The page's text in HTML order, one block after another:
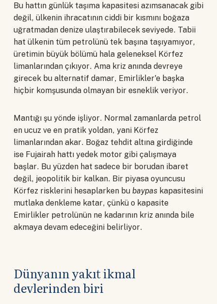
Bu hattın günlük taşıma kapasitesi azımsanacak gibi
değil, ülkenin ihracatının ciddi bir kısmını boğaza
uğratmadan denize ulaştırabilecek seviyede. Tabii
hat ülkenin tüm petrolünü tek başına taşıyamıyor,
üretimin büyük bölümü hala geleneksel Körfez
limanlarından çıkıyor. Ama kriz anında devreye
girecek bu alternatif damar, Emirlikler'e başka
hiçbir komşusunda olmayan bir esneklik veriyor.
Mantığı şu yönde işliyor. Normal zamanlarda petrol
en ucuz ve en pratik yoldan, yani Körfez
limanlarından akar. Boğaz tehdit altına girdiğinde
ise Fujairah hattı yedek motor gibi çalışmaya
başlar. Bu yüzden hat sadece bir borudan ibaret
değil, jeopolitik bir kalkan. Bir piyasa oyuncusu
Körfez risklerini hesaplarken bu baypas kapasitesini
mutlaka denkleme katar, çünkü o kapasite
Emirlikler petrolünün ne kadarının kriz anında bile
akmaya devam edeceğini belirliyor.
Dünyanın yakıt ikmal
devlerinden biri